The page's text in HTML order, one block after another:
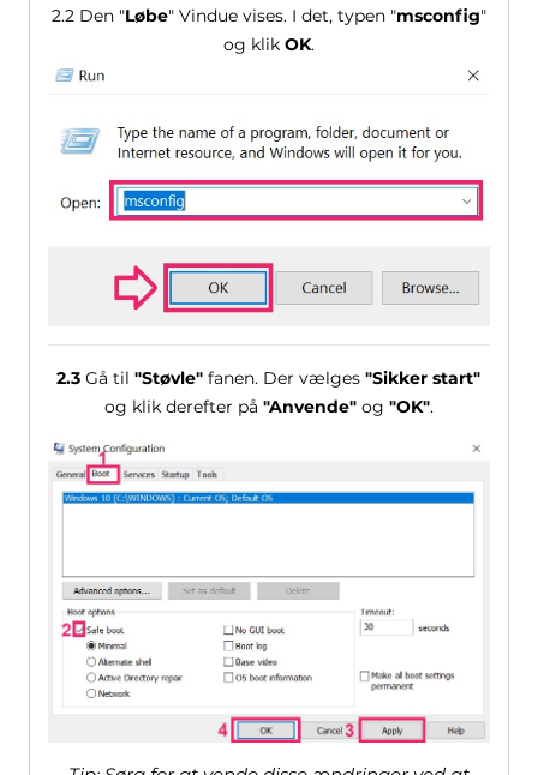
2.2 Den "Løbe" Vindue vises. I det, typen "msconfig"
og klik OK.
2.3 Gå til"Støvle" fanen. Der vælges"Sikker start"
og klik derefter på "Anvende"og "OK".